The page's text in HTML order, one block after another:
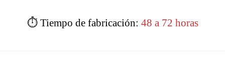
⏱️ Tiempo de fabricación: 48 a 72 horas